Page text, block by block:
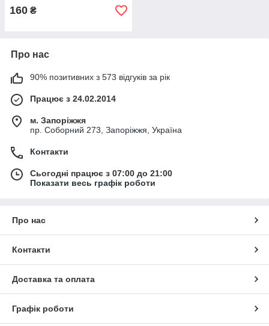
160 ₴
Про нас
90% позитивних з 573 відгуків за рік
Працює з 24.02.2014
м. Запоріжжя
пр. Соборний 273, Запоріжжя, Україна
Контакти
Сьогодні працює з 07:00 до 21:00
Показати весь графік роботи
Про нас
Контакти
Доставка та оплата
Графік роботи